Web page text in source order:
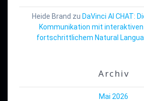
Heide Brand zu DaVinci AI CHAT:
Kommunikation mit
fortschrittlichem Natural
Archiv
Mai 2026